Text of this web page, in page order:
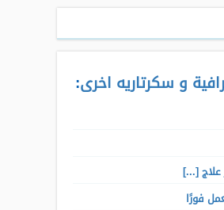
و سكرتاريه اخرى:
[...]
فورًا